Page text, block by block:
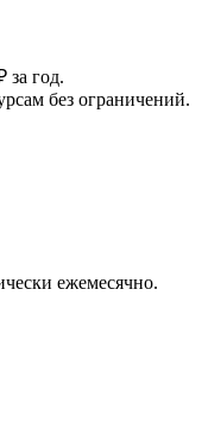
за год.
без ограничений.
ежемесячно.